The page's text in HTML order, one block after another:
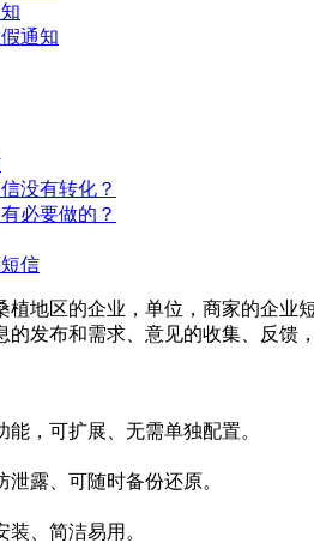
通知
没有转化？
必要做的？
信
植地区的企业，单位，商家的企
发布和需求、意见的收集、反馈
，可扩展、无需单独配置。
露、可随时备份还原。
、简洁易用。